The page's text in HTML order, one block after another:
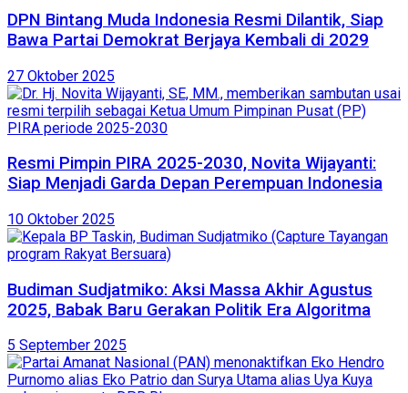
DPN Bintang Muda Indonesia Resmi Dilantik, Siap
Bawa Partai Demokrat Berjaya Kembali di 2029
27 Oktober 2025
Resmi Pimpin PIRA 2025-2030, Novita Wijayanti:
Siap Menjadi Garda Depan Perempuan Indonesia
10 Oktober 2025
Budiman Sudjatmiko: Aksi Massa Akhir Agustus
2025, Babak Baru Gerakan Politik Era Algoritma
5 September 2025